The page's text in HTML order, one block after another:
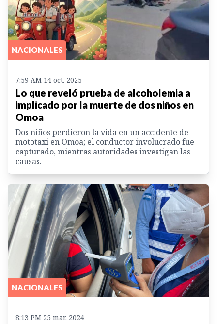
NACIONALES
7:59 AM 14 oct. 2025
Lo que reveló prueba de alcoholemia a
implicado por la muerte de dos niños en
Omoa
Dos niños perdieron la vida en un accidente de
mototaxi en Omoa; el conductor involucrado fue
capturado, mientras autoridades investigan las
causas.
NACIONALES
8:13 PM 25 mar. 2024